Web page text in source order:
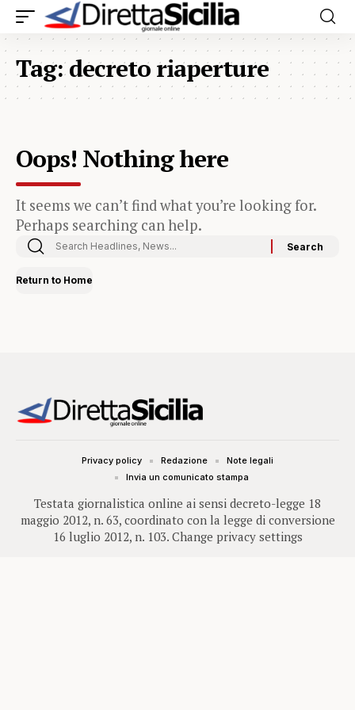
Tag:decreto riaperture
Oops! Nothing here
It seems we can’t find what you’re looking for.
Perhaps searching can help.
Return to Home
Testata giornalistica online ai sensi decreto-legge 18
maggio 2012, n. 63, coordinato con la legge di conversione
16 luglio 2012, n. 103. Change privacy settings
Privacy policy Redazione
Note legali
Invia un comunicato stampa